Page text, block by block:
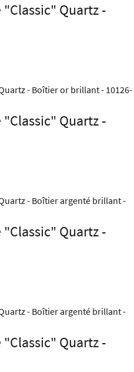
Quartz -
Quartz -
Quartz -
Quartz -